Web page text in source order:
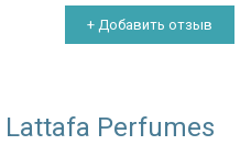
+ Добавить отзыв
Lattafa Perfumes